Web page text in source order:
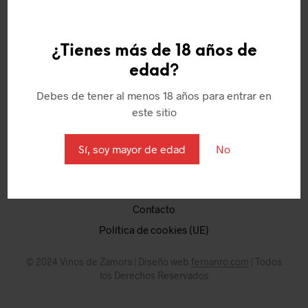
¿Tienes más de 18 años de
edad?
Debes de tener al menos 18 años para entrar en
este sitio
Sí, soy mayor de edad No
Política de Cookies
Términos y condiciones
Puntos
Contacto
Política de cookies (UE)
© 2024 Vinos de Zamora | Diseño web fernanro.com
| Todos
los Derechos Reservados